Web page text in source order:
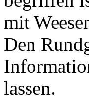
mit
Den
lassen.